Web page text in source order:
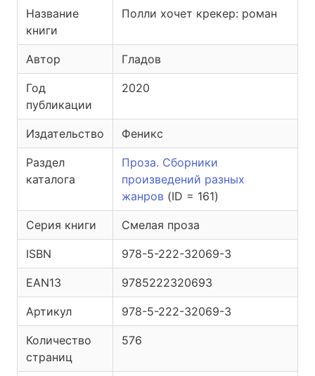
Название
книги
Полли хочет крекер: роман
Автор Гладов
Год
публикации
2020
Издательство Феникс
Раздел
каталога
Проза. Сборники
произведений разных
жанров (ID = 161)
Серия книги Смелая проза
ISBN 978-5-222-32069-3
EAN13 9785222320693
Артикул 978-5-222-32069-3
Количество
страниц
576